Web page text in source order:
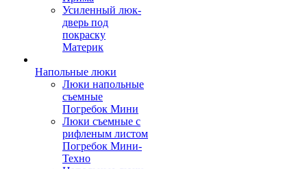
Усиленный люк-
дверь под
покраску
Материк
Напольные люки
Люки напольные
съемные
Погребок Мини
Люки съемные с
рифленым листом
Погребок Мини-
Техно